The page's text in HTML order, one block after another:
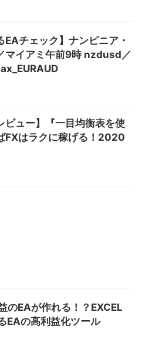
EAチェック】ナンピニア・
マイアミ午前9時 nzdusd／
ビュー】『一目均衡表を使
FXはラクに稼げる！2020
のEAが作れる！？EXCEL
EAの高利益化ツール